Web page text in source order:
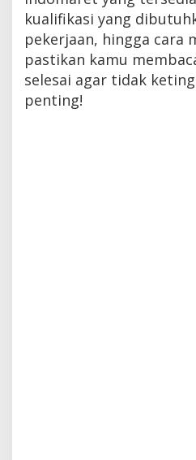
kualifikasi yang
pekerjaan, hingga cara
pastikan kamu
selesai agar tidak
penting!